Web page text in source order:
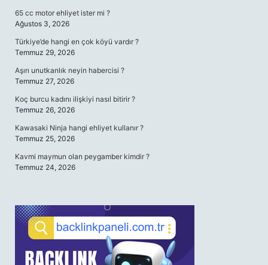
65 cc motor ehliyet ister mi ?
Ağustos 3, 2026
Türkiye’de hangi en çok köyü vardır ?
Temmuz 29, 2026
Aşırı unutkanlık neyin habercisi ?
Temmuz 27, 2026
Koç burcu kadını ilişkiyi nasıl bitirir ?
Temmuz 26, 2026
Kawasaki Ninja hangi ehliyet kullanır ?
Temmuz 25, 2026
Kavmi maymun olan peygamber kimdir ?
Temmuz 24, 2026